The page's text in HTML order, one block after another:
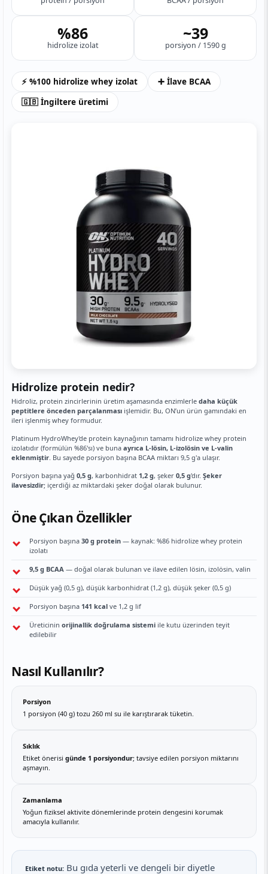
%86
hidrolize izolat
~39
porsiyon / 1590 g
⚡ %100 hidrolize whey izolat
➕ İlave BCAA
🇬🇧 İngiltere üretimi
Hidrolize protein nedir?
Hidroliz, protein zincirlerinin üretim aşamasında enzimlerle daha küçük
peptitlere önceden parçalanması işlemidir. Bu, ONʼun ürün gamındaki en
ileri işlenmiş whey formudur.
Platinum HydroWhey'de protein kaynağının tamamı hidrolize whey protein
izolatıdır (formülün %86'sı) ve buna ayrıca L-lösin, L-izolösin ve L-valin
eklenmiştir . Bu sayede porsiyon başına BCAA miktarı 9,5 g'a ulaşır.
Porsiyon başına yağ 0,5 g, karbonhidrat 1,2 g, şeker 0,5 g'dır. Şeker
ilavesizdir; içerdiği az miktardaki şeker doğal olarak bulunur.
Öne Çıkan Özellikler
Porsiyon başına 30 g protein — kaynak: %86 hidrolize whey protein
izolatı
9,5 g BCAA — doğal olarak bulunan ve ilave edilen lösin, izolösin, valin
Düşük yağ (0,5 g), düşük karbonhidrat (1,2 g), düşük şeker (0,5 g)
Porsiyon başına 141 kcal ve 1,2 g lif
Üreticinin orijinallik doğrulama sistemi ile kutu üzerinden teyit
edilebilir
Nasıl Kullanılır?
Porsiyon
1 porsiyon (40 g) tozu 260 ml su ile karıştırarak tüketin.
Sıklık
Etiket önerisi günde 1 porsiyondur; tavsiye edilen porsiyon miktarını
aşmayın.
Zamanlama
Yoğun fiziksel aktivite dönemlerinde protein dengesini korumak
amacıyla kullanılır.
Etiket notu: Bu gıda yeterli ve dengeli bir diyetle